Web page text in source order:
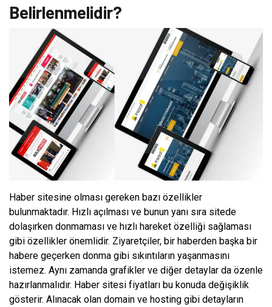
Belirlenmelidir?
Haber sitesine olması gereken bazı özellikler
bulunmaktadır. Hızlı açılması ve bunun yanı sıra sitede
dolaşırken donmaması ve hızlı hareket özelliği sağlaması
gibi özellikler önemlidir. Ziyaretçiler, bir haberden başka bir
habere geçerken donma gibi sıkıntıların yaşanmasını
istemez. Aynı zamanda grafikler ve diğer detaylar da özenle
hazırlanmalıdır. Haber sitesi fiyatları bu konuda değişiklik
gösterir. Alınacak olan domain ve hosting gibi detayların